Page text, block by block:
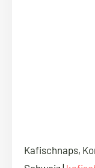
Kafischnaps,